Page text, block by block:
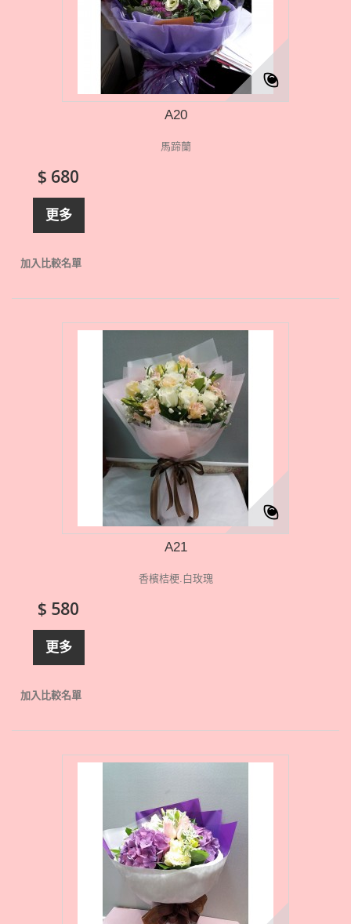
A20
馬蹄蘭
$ 680
更多
加入比較名單
A21
香檳桔梗.白玫瑰
$ 580
更多
加入比較名單